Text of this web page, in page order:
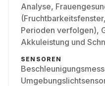
Analyse,
Perioden verfolgen),
Akkuleistung und
SENSOREN